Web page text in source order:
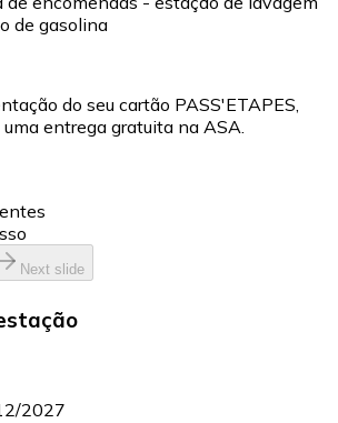
de gasolina
do seu cartão PASS'ETAPES,
entrega gratuita na ASA.
Next slide
2027